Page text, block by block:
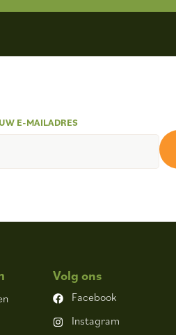
E-MAILADRES
Volg ons
Facebook
Instagram